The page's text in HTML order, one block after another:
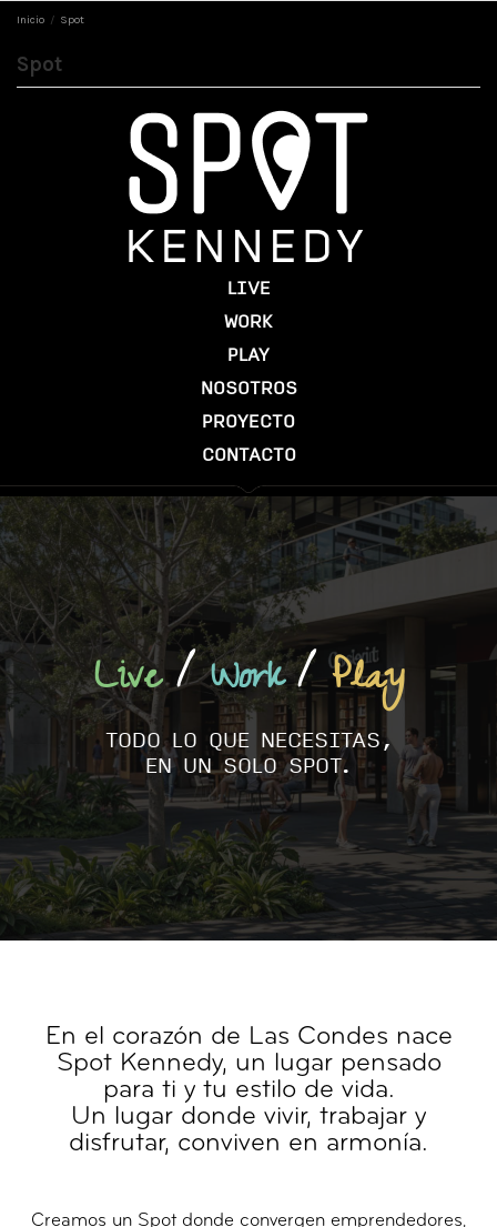
Inicio Spot
Spot
LIVE
WORK
PLAY
NOSOTROS
PROYECTO
CONTACTO
Live/Work/Play
TODO LO QUE NECESITAS,
EN UN SOLO SPOT.
En el corazón de Las Condes nace
Spot Kennedy, un lugar pensado
para ti y tu estilo de vida.
Un lugar donde vivir, trabajar y
disfrutar, conviven en armonía.
Creamos un Spot donde convergen emprendedores,